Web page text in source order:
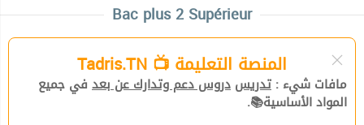
Bac plus 2 Supérieur
المنصة التعليمة 📺 Tadris.TN
مافات شيء : تدريس دروس دعم وتدارك عن بعد في جميع
المواد الأساسية📚.